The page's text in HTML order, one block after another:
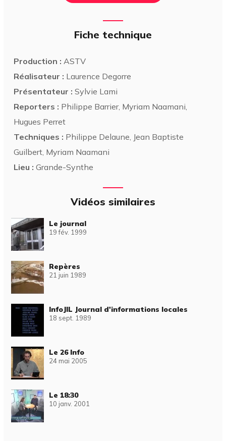
Fiche technique
Production : ASTV
Réalisateur : Laurence Degorre
Présentateur : Sylvie Lami
Reporters : Philippe Barrier, Myriam Naamani,
Hugues Perret
Techniques : Philippe Delaune, Jean Baptiste
Guilbert, Myriam Naamani
Lieu : Grande-Synthe
Vidéos similaires
Le journal
19 fév. 1999
Repères
21 juin 1989
InfoJIL Journal d'informations locales
18 sept. 1989
Le 26 Info
24 mai 2005
Le 18:30
10 janv. 2001